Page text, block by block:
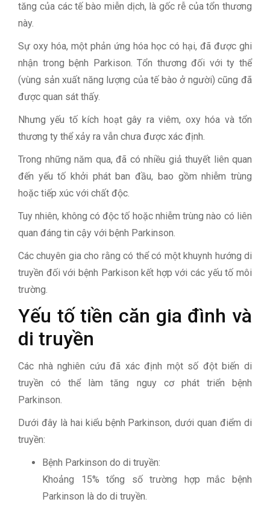
tăng của các tế bào miễn dịch, là gốc rễ của tổn thương
này.
Sự oxy hóa, một phản ứng hóa học có hại, đã được ghi
nhận trong bệnh Parkison. Tổn thương đối với ty thể
(vùng sản xuất năng lượng của tế bào ở người) cũng đã
được quan sát thấy.
Nhưng yếu tố kích hoạt gây ra viêm, oxy hóa và tổn
thương ty thể xảy ra vẫn chưa được xác định.
Trong những năm qua, đã có nhiều giả thuyết liên quan
đến yếu tố khởi phát ban đầu, bao gồm nhiễm trùng
hoặc tiếp xúc với chất độc.
Tuy nhiên, không có độc tố hoặc nhiễm trùng nào có liên
quan đáng tin cậy với bệnh Parkinson.
Các chuyên gia cho rằng có thể có một khuynh hướng di
truyền đối với bệnh Parkison kết hợp với các yếu tố môi
trường.
Yếu tố tiền căn gia đình và
di truyền
Các nhà nghiên cứu đã xác định một số đột biến di
truyền có thể làm tăng nguy cơ phát triển bệnh
Parkinson.
Dưới đây là hai kiểu bệnh Parkinson, dưới quan điểm di
truyền:
Bệnh Parkinson do di truyền:
Khoảng 15% tổng số trường hợp mắc bệnh
Parkinson là do di truyền.